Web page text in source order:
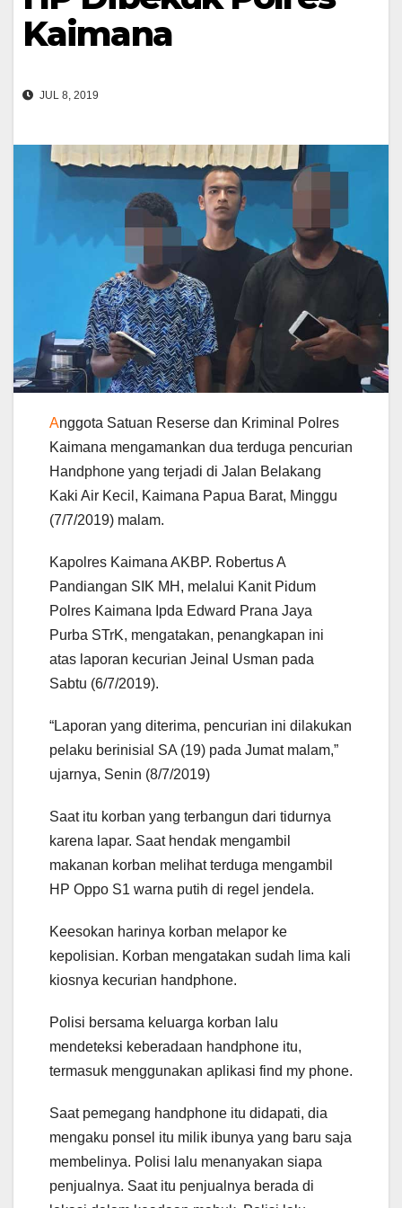
Kaimana
JUL 8, 2019
Anggota Satuan Reserse dan Kriminal Polres
Kaimana mengamankan dua terduga pencurian
Handphone yang terjadi di Jalan Belakang
Kaki Air Kecil, Kaimana Papua Barat, Minggu
(7/7/2019) malam.
Kapolres Kaimana AKBP. Robertus A
Pandiangan SIK MH, melalui Kanit Pidum
Polres Kaimana Ipda Edward Prana Jaya
Purba STrK, mengatakan, penangkapan ini
atas laporan kecurian Jeinal Usman pada
Sabtu (6/7/2019).
“Laporan yang diterima, pencurian ini dilakukan
pelaku berinisial SA (19) pada Jumat malam,”
ujarnya, Senin (8/7/2019)
Saat itu korban yang terbangun dari tidurnya
karena lapar. Saat hendak mengambil
makanan korban melihat terduga mengambil
HP Oppo S1 warna putih di regel jendela.
Keesokan harinya korban melapor ke
kepolisian. Korban mengatakan sudah lima kali
kiosnya kecurian handphone.
Polisi bersama keluarga korban lalu
mendeteksi keberadaan handphone itu,
termasuk menggunakan aplikasi find my phone.
Saat pemegang handphone itu didapati, dia
mengaku ponsel itu milik ibunya yang baru saja
membelinya. Polisi lalu menanyakan siapa
penjualnya. Saat itu penjualnya berada di